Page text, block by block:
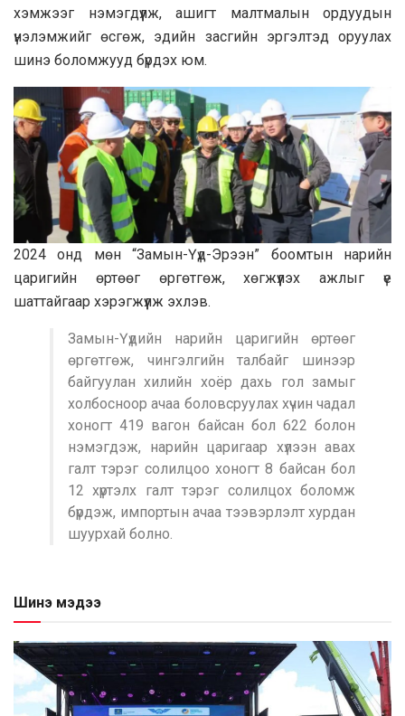
хэмжээг нэмэгдүүлж, ашигт малтмалын ордуудын
үнэлэмжийг өсгөж, эдийн засгийн эргэлтэд оруулах
шинэ боломжууд бүрдэх юм.
2024 онд мөн “Замын-Үүд-Эрээн” боомтын нарийн
царигийн өртөөг өргөтгөж, хөгжүүлэх ажлыг үе
шаттайгаар хэрэгжүүлж эхлэв.
Замын-Үүдийн нарийн царигийн өртөөг
өргөтгөж, чингэлгийн талбайг шинээр
байгуулан хилийн хоёр дахь гол замыг
холбосноор ачаа боловсруулах хүчин чадал
хоногт 419 вагон байсан бол 622 болон
нэмэгдэж, нарийн царигаар хүлээн авах
галт тэрэг солилцоо хоногт 8 байсан бол
12 хүртэлх галт тэрэг солилцох боломж
бүрдэж, импортын ачаа тээвэрлэлт хурдан
шуурхай болно.
Шинэ мэдээ